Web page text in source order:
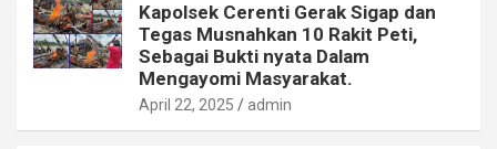
Kapolsek Cerenti Gerak Sigap dan
Tegas Musnahkan 10 Rakit Peti,
Sebagai Bukti nyata Dalam
Mengayomi Masyarakat.
April 22, 2025 admin